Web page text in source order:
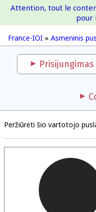
France-IOI » Asmeninis
Attention, tout le
pour
Prisijungimas
Peržiūrėti šio vartotojo